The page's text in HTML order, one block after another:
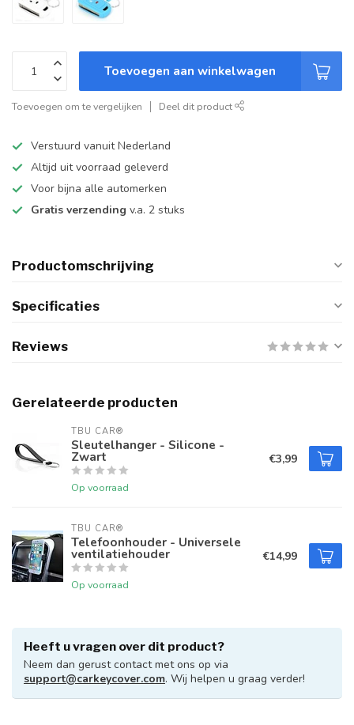
Toevoegen aan winkelwagen
Toevoegen om te vergelijken Deel dit product
Verstuurd vanuit Nederland
Altijd uit voorraad geleverd
Voor bijna alle automerken
Gratis verzending v.a. 2 stuks
Productomschrijving
Specificaties
Reviews
Gerelateerde producten
TBU CAR®
Sleutelhanger - Silicone -
Zwart
Op voorraad
€3,99
TBU CAR®
Telefoonhouder - Universele
ventilatiehouder
Op voorraad
€14,99
Heeft u vragen over dit product?
Neem dan gerust contact met ons op via
support@carkeycover.com. Wij helpen u graag verder!